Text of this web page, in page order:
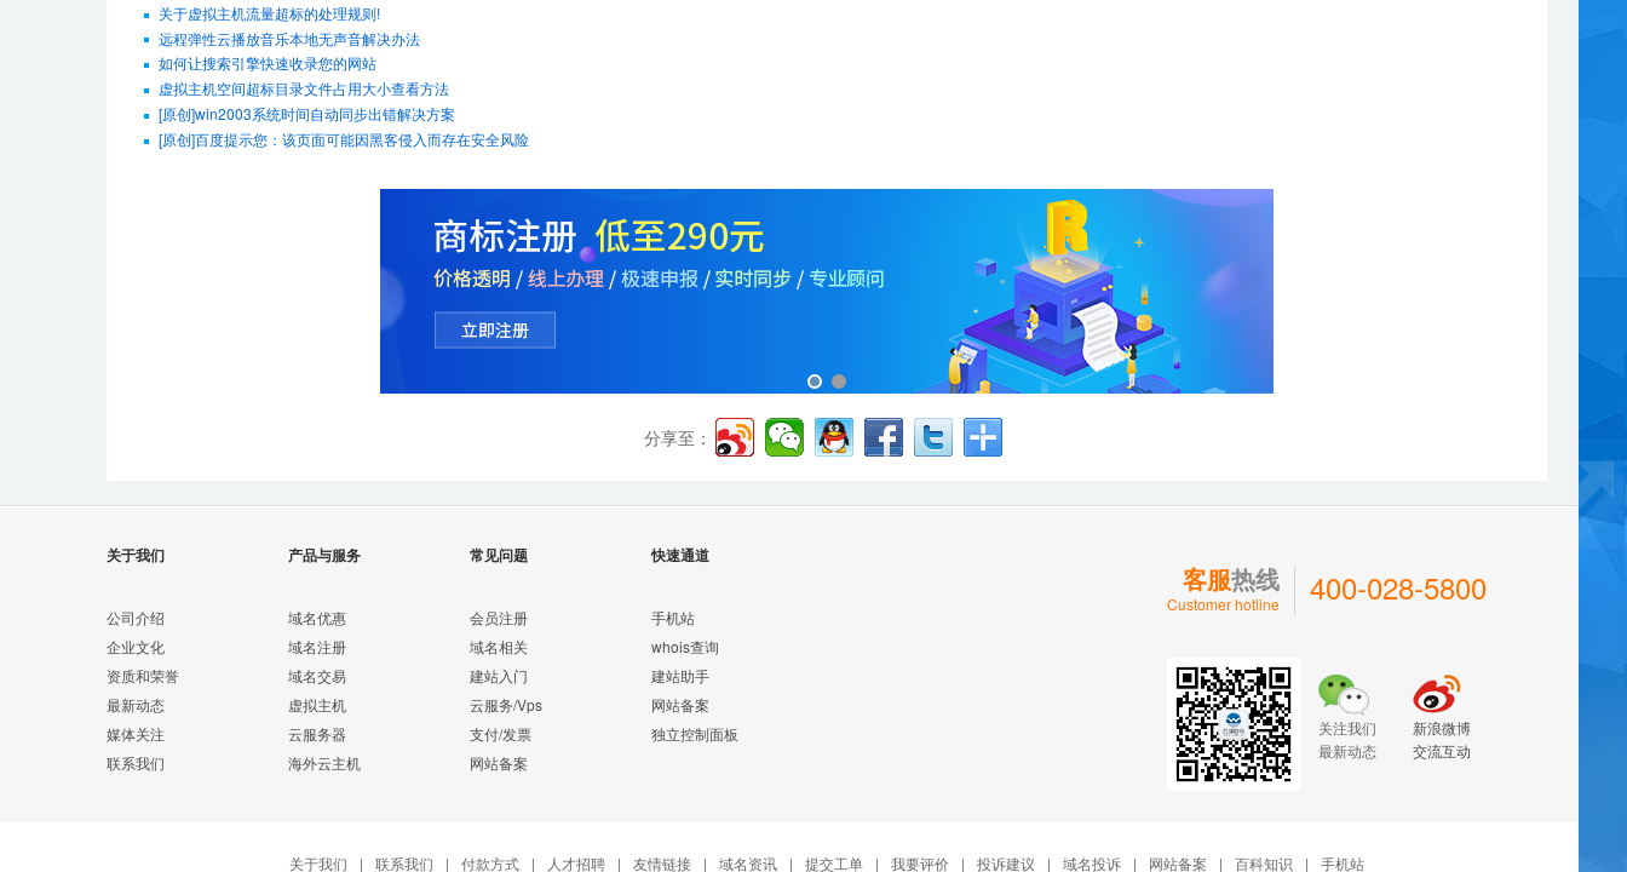
关于虚拟主机流量超标的处理规则!
远程弹性云播放音乐本地无声音解决办法
如何让搜索引擎快速收录您的网站
虚拟主机空间超标目录文件占用大小查看方法
[原创]win2003系统时间自动同步出错解决方案
[原创]百度提示您：该页面可能因黑客侵入而存在安全风险
分享至：
关于我们
公司介绍
企业文化
资质和荣誉
最新动态
媒体关注
联系我们
产品与服务
域名优惠
域名注册
域名交易
虚拟主机
云服务器
海外云主机
常见问题
会员注册
域名相关
建站入门
云服务/Vps
支付/发票
网站备案
快速通道
手机站
whois查询
建站助手
网站备案
独立控制面板
客服热线
Customer hotline 400-028-5800
关注我们
最新动态
新浪微博
交流互动
关于我们 | 联系我们 | 付款方式 | 人才招聘 | 友情链接 | 域名资讯 | 提交工单 | 我要评价 | 投诉建议 | 域名投诉 | 网站备案 | 百科知识 | 手机站